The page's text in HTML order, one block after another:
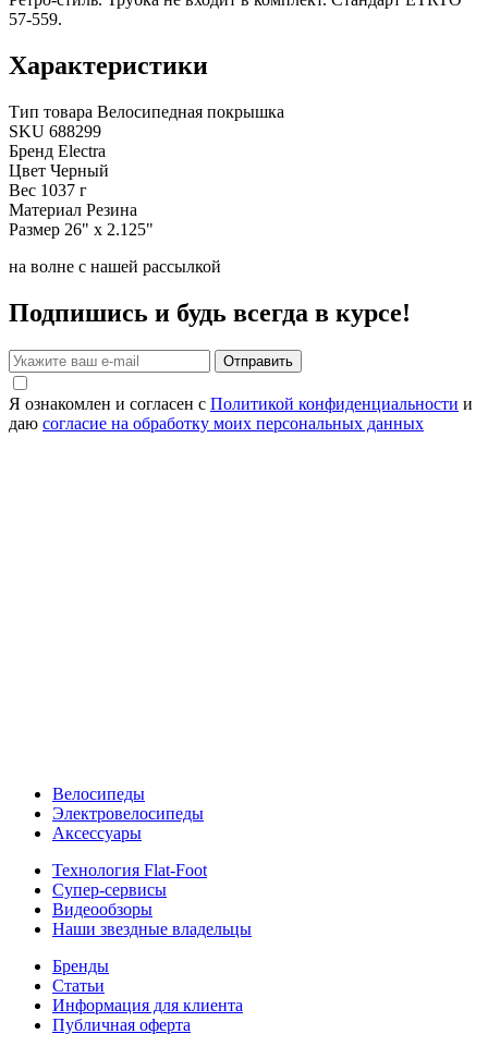
57-559.
Характеристики
Тип товара Велосипедная покрышка
SKU 688299
Бренд Electra
Цвет Черный
Вес 1037 г
Материал Резина
Размер 26" x 2.125"
на волне с нашей рассылкой
Подпишись и будь всегда в курсе!
Отправить
Я ознакомлен и согласен с Политикой конфиденциальности и
даю согласие на обработку моих персональных данных
Велосипеды
Электровелосипеды
Аксессуары
Технология Flat-Foot
Супер-сервисы
Видеообзоры
Наши звездные владельцы
Бренды
Статьи
Информация для клиента
Публичная оферта